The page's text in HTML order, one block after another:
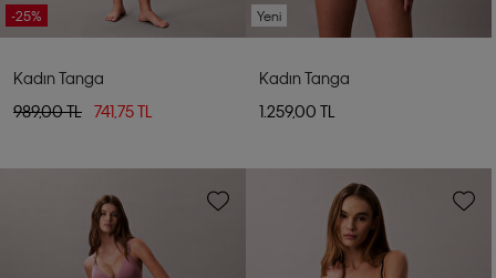
-25%
Kadın Tanga
989,00 TL
741,75 TL
Yeni
Kadın Tanga
1.259,00 TL